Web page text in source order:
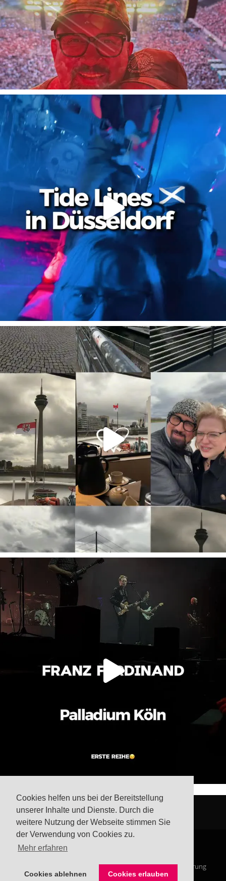
Cookies helfen uns bei der Bereitstellung
unserer Inhalte und Dienste. Durch die
weitere Nutzung der Webseite stimmen Sie
der Verwendung von Cookies zu.
Mehr erfahren
Cookies ablehnen Cookies erlauben
Impressum Datenschutzerklärung